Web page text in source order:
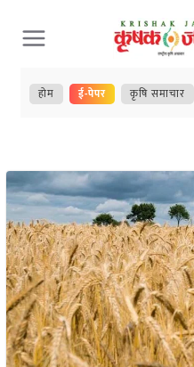
Skip
to
content
होम ई-पेपर कृषि समाचार